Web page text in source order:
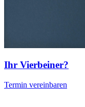
Ihr Vierbeiner?
Termin vereinbaren